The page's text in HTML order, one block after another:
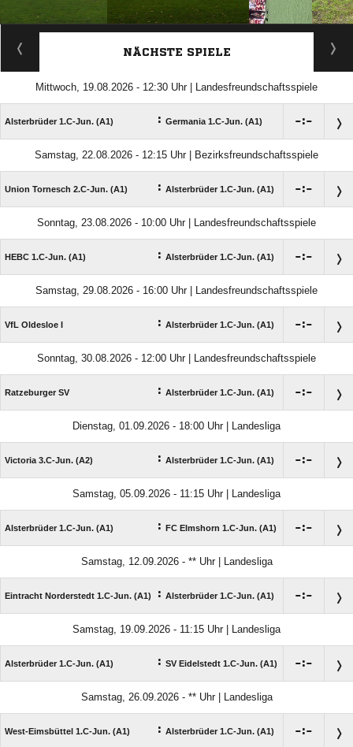
ANZEIGE
NÄCHSTE SPIELE
Mittwoch, 19.08.2026 - 12:30 Uhr | Landesfreundschaftsspiele
Alsterbrüder 1.C-Jun. (A1) : Germania 1.C-Jun. (A1) :
Samstag, 22.08.2026 - 12:15 Uhr | Bezirksfreundschaftsspiele
Union Tornesch 2.C-Jun. (A1) : Alsterbrüder 1.C-Jun. (A1) :
Sonntag, 23.08.2026 - 10:00 Uhr | Landesfreundschaftsspiele
HEBC 1.C-Jun. (A1) : Alsterbrüder 1.C-Jun. (A1) :
Samstag, 29.08.2026 - 16:00 Uhr | Landesfreundschaftsspiele
VfL Oldesloe I : Alsterbrüder 1.C-Jun. (A1) :
Sonntag, 30.08.2026 - 12:00 Uhr | Landesfreundschaftsspiele
Ratzeburger SV : Alsterbrüder 1.C-Jun. (A1) :
Dienstag, 01.09.2026 - 18:00 Uhr | Landesliga
Victoria 3.C-Jun. (A2) : Alsterbrüder 1.C-Jun. (A1) :
Samstag, 05.09.2026 - 11:15 Uhr | Landesliga
Alsterbrüder 1.C-Jun. (A1) : FC Elmshorn 1.C-Jun. (A1) :
Samstag, 12.09.2026 - ** Uhr | Landesliga
Eintracht Norderstedt 1.C-Jun. (A1) : Alsterbrüder 1.C-Jun. (A1) :
Samstag, 19.09.2026 - 11:15 Uhr | Landesliga
Alsterbrüder 1.C-Jun. (A1) : SV Eidelstedt 1.C-Jun. (A1) :
Samstag, 26.09.2026 - ** Uhr | Landesliga
West-Eimsbüttel 1.C-Jun. (A1) : Alsterbrüder 1.C-Jun. (A1) :